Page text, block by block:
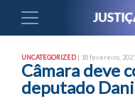
UNCATEGORIZED| 18 fevereiro,
Câmara deve
deputado